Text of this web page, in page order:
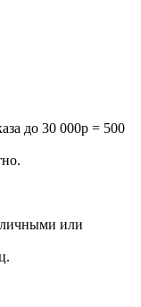
до 30 000р = 500
или